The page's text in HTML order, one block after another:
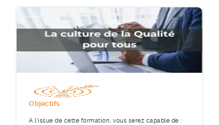
Objectifs
A l'issue de cette formation, vous serez capable de :